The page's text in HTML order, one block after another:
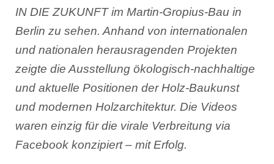
IN DIE ZUKUNFT im Martin-Gropius-Bau in
Berlin zu sehen. Anhand von internationalen
und nationalen herausragenden Projekten
zeigte die Ausstellung ökologisch-nachhaltige
und aktuelle Positionen der Holz-Baukunst
und modernen Holzarchitektur. Die Videos
waren einzig für die virale Verbreitung via
Facebook konzipiert – mit Erfolg.